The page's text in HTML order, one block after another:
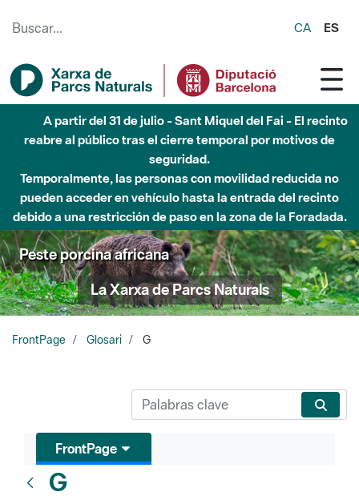
CA ES
A partir del 31 de julio - Sant Miquel del Fai - El recinto
reabre al público tras el cierre temporal por motivos de
seguridad.
Temporalmente, las personas con movilidad reducida no
pueden acceder en vehículo hasta la entrada del recinto
debido a una restricción de paso en la zona de la Foradada.
Peste porcina africana
La Xarxa de Parcs Naturals
FrontPage Glosari G
FrontPage
G